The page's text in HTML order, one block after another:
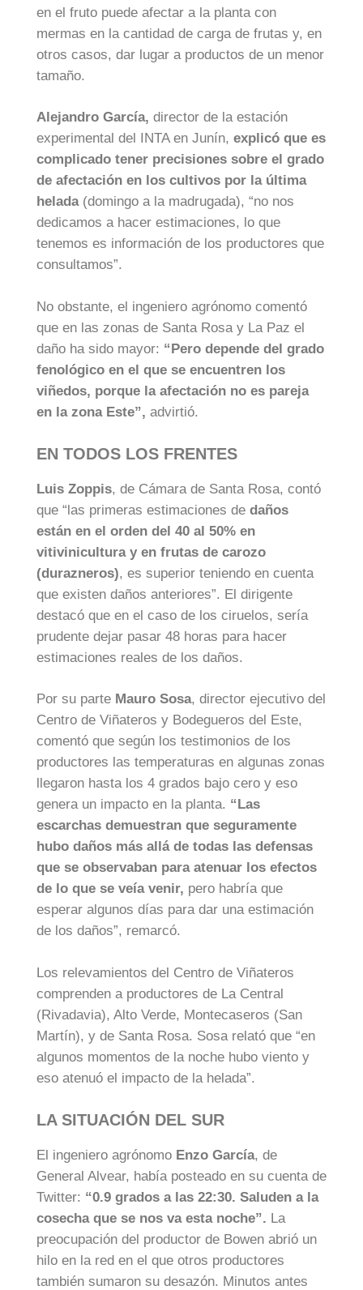
en el fruto puede afectar a la planta con
mermas en la cantidad de carga de frutas y, en
otros casos, dar lugar a productos de un menor
tamaño.
Alejandro García, director de la estación
experimental del INTA en Junín, explicó que es
complicado tener precisiones sobre el grado
de afectación en los cultivos por la última
helada(domingo a la madrugada), “no nos
dedicamos a hacer estimaciones, lo que
tenemos es información de los productores que
consultamos”.
No obstante, el ingeniero agrónomo comentó
que en las zonas de Santa Rosa y La Paz el
daño ha sido mayor: “Pero depende del grado
fenológico en el que se encuentren los
viñedos, porque la afectación no es pareja
en la zona Este”, advirtió.
EN TODOS LOS FRENTES
Luis Zoppis, de Cámara de Santa Rosa, contó
que “las primeras estimaciones de daños
están en el orden del 40 al 50% en
vitivinicultura y en frutas de carozo
(durazneros), es superior teniendo en cuenta
que existen daños anteriores”. El dirigente
destacó que en el caso de los ciruelos, sería
prudente dejar pasar 48 horas para hacer
estimaciones reales de los daños.
Por su parte Mauro Sosa, director ejecutivo del
Centro de Viñateros y Bodegueros del Este,
comentó que según los testimonios de los
productores las temperaturas en algunas zonas
llegaron hasta los 4 grados bajo cero y eso
genera un impacto en la planta. “Las
escarchas demuestran que seguramente
hubo daños más allá de todas las defensas
que se observaban para atenuar los efectos
de lo que se veía venir, pero habría que
esperar algunos días para dar una estimación
de los daños”, remarcó.
Los relevamientos del Centro de Viñateros
comprenden a productores de La Central
(Rivadavia), Alto Verde, Montecaseros (San
Martín), y de Santa Rosa. Sosa relató que “en
algunos momentos de la noche hubo viento y
eso atenuó el impacto de la helada”.
LA SITUACIÓN DEL SUR
El ingeniero agrónomo Enzo García, de
General Alvear, había posteado en su cuenta de
Twitter: “0.9 grados a las 22:30. Saluden a la
cosecha que se nos va esta noche”. La
preocupación del productor de Bowen abrió un
hilo en la red en el que otros productores
también sumaron su desazón. Minutos antes